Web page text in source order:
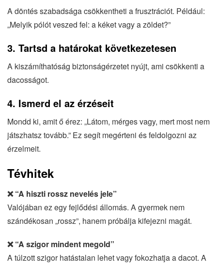
A döntés szabadsága csökkentheti a frusztrációt. Például:
„Melyik pólót veszed fel: a kéket vagy a zöldet?”
3. Tartsd a határokat következetesen
A kiszámíthatóság biztonságérzetet nyújt, ami csökkenti a
dacosságot.
4. Ismerd el az érzéseit
Mondd ki, amit ő érez: „Látom, mérges vagy, mert most nem
játszhatsz tovább.” Ez segít megérteni és feldolgozni az
érzelmeit.
Tévhitek
❌ “A hiszti rossz nevelés jele”
Valójában ez egy fejlődési állomás. A gyermek nem
szándékosan „rossz”, hanem próbálja kifejezni magát.
❌ “A szigor mindent megold”
A túlzott szigor hatástalan lehet vagy fokozhatja a dacot. A